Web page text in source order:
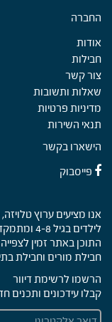
Footer
החברה
אודות
חבילות
צור קשר
שאלות ותשובות
מדיניות פרטיות
תנאי השירות
הישארו בקשר
פייסבוק
אנו מציעים ערוץ טלויזה,
לילדים בגיל 4-8 ומתמקדים בלימוד אנגלית, חשבון, מדע ועובדות חיים.
התוכן באתר זמין
חבילת מורים וחבילת
הרשמו לרשימת דיוור
קבלו עידכונים ותכנים
E